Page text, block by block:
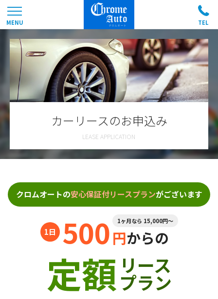
カーリースのお申込み
クロムオートの安心保証付リースプランがございます
500 1ヶ月なら 15,000円～
円からの
定額 リース
プラン